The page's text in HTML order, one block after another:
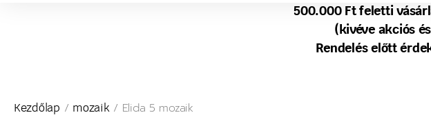
500.000 Ft feletti
(kivéve akciós
Rendelés előtt
Kezdőlap / mozaik/ Elida 5 mozaik